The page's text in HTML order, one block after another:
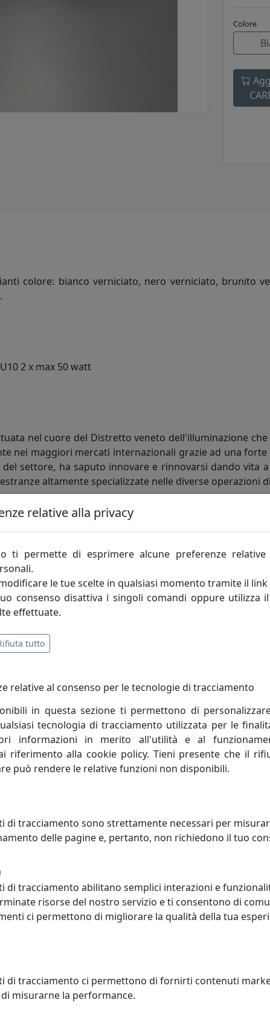
Colore
colore: bianco verniciato, nero verniciato, brunito
2 x max 50 watt
nel cuore del Distretto veneto dell'illuminazione
nei maggiori mercati internazionali grazie ad una
settore, ha saputo innovare e rinnovarsi dando vita
altamente specializzate nelle diverse operazioni
spinto Metal Lux a dar vita ad un nuovo indirizzo
e all'abitativo di alto livello. Nuovi articoli su
e attrezzature di ultima generazione.
anni di operatività e presenza nei mercati consente
a prezzi competitivi e in tempi estremamente
Metal Lux Metal Lux
relative alla privacy
ti permette di esprimere alcune preferenze
le tue scelte in qualsiasi momento tramite il
consenso disattiva i singoli comandi oppure utilizza
effettuate.
tutto
relative al consenso per le tecnologie di tracciamento
in questa sezione ti permettono di
tecnologia di tracciamento utilizzata per le
informazioni in merito all'utilità e al
riferimento alla cookie policy. Tieni presente che il
può rendere le relative funzioni non disponibili.
di tracciamento sono strettamente necessari per
delle pagine e, pertanto, non richiedono il tuo
di tracciamento abilitano semplici interazioni e
risorse del nostro servizio e ti consentono di
ci permettono di migliorare la qualità della tua
di tracciamento ci permettono di fornirti contenuti
misurarne la performance.